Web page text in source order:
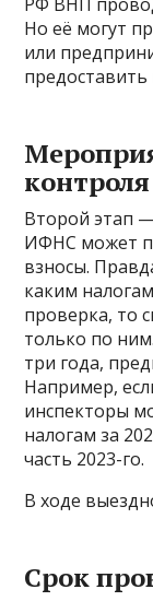
Но её могут
или
контроля
Второй этап
ИФНС может
взносы.
каким
проверка, то
только по
три года,
Например,
инспекторы
налогам за
часть 2023-го.
В ходе
Срок